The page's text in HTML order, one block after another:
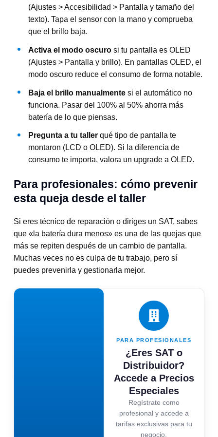
(Ajustes > Accesibilidad > Pantalla y tamaño del
texto). Tapa el sensor con la mano y comprueba
que el brillo baja.
Activa el modo oscuro si tu pantalla es OLED
(Ajustes > Pantalla y brillo). En pantallas OLED, el
modo oscuro reduce el consumo de forma notable.
Baja el brillo manualmente si el automático no
funciona. Pasar del 100% al 50% ahorra más
batería de lo que piensas.
Pregunta a tu taller qué tipo de pantalla te
montaron (LCD o OLED). Si la diferencia de
consumo te importa, valora un upgrade a OLED.
Para profesionales: cómo prevenir
esta queja desde el taller
Si eres técnico de reparación o diriges un SAT, sabes
que «la batería dura menos» es una de las quejas que
más se repiten después de un cambio de pantalla.
Muchas veces no es culpa de tu trabajo, pero sí
puedes prevenirla y gestionarla mejor.
PARA PROFESIONALES
¿Eres SAT o
Distribuidor?
Accede a Precios
Especiales
Regístrate como
profesional y accede a
tarifas exclusivas para tu
negocio.